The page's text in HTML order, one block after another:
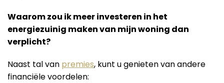
Waarom zou ik meer investeren in het
energiezuinig maken van mijn woning dan
verplicht?
Naast tal van premies, kunt u genieten van andere
financiële voordelen: